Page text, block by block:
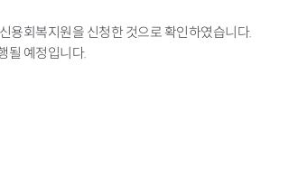
용회복지원을 신청한 것으로 확인하였습니다.
될 예정입니다.